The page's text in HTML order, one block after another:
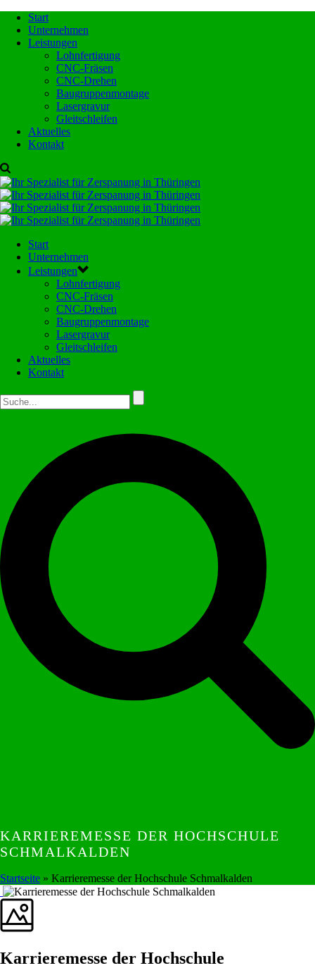
Start
Unternehmen
Leistungen
Lohnfertigung
CNC-Fräsen
CNC-Drehen
Baugruppenmontage
Lasergravur
Gleitschleifen
Aktuelles
Kontakt
Start
Unternehmen
Leistungen
Lohnfertigung
CNC-Fräsen
CNC-Drehen
Baugruppenmontage
Lasergravur
Gleitschleifen
Aktuelles
Kontakt
KARRIEREMESSE DER HOCHSCHULE
SCHMALKALDEN
Startseite » Karrieremesse der Hochschule Schmalkalden
Karrieremesse der Hochschule